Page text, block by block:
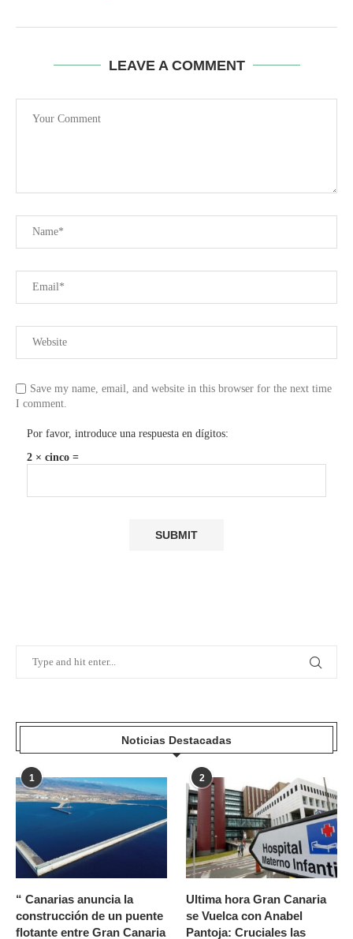
LEAVE A COMMENT
Save my name, email, and website in this browser for the next time
I comment.
Por favor, introduce una respuesta en dígitos:
2 × cinco =
Noticias Destacadas
1
“ Canarias anuncia la
construcción de un puente
flotante entre Gran Canaria
2
Ultima hora Gran Canaria
se Vuelca con Anabel
Pantoja: Cruciales las